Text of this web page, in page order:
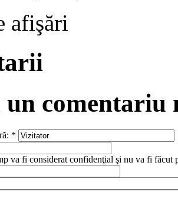
afişări
un comentariu
*
va fi considerat confidenţial şi nu va fi făcut